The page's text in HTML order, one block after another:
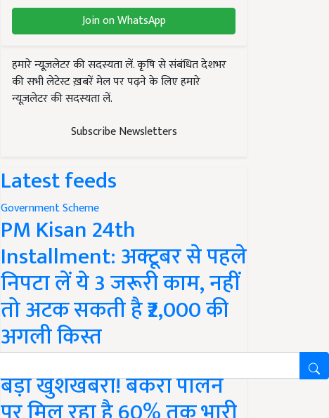
Join on WhatsApp
हमारे न्यूज़लेटर की सदस्यता लें. कृषि से संबंधित देशभर
की सभी लेटेस्ट ख़बरें मेल पर पढ़ने के लिए हमारे
न्यूज़लेटर की सदस्यता लें.
Subscribe Newsletters
Latest feeds
Government Scheme
PM Kisan 24th
Installment: अक्टूबर से पहले
निपटा लें ये 3 जरूरी काम, नहीं
तो अटक सकती है ₹2,000 की
अगली किस्त
बड़ी खुशखबरी! बकरी पालन